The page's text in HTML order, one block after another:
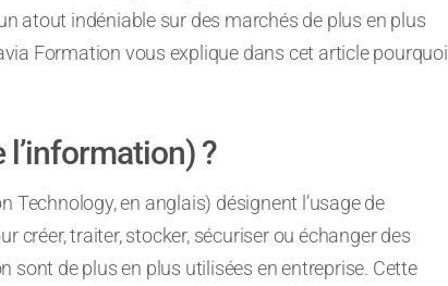
atout indéniable sur des marchés de plus en plus
Formation vous explique dans cet article pourquoi
l’information) ?
en anglais) désignent l’usage de
créer, traiter, stocker, sécuriser ou échanger des
sont de plus en plus utilisées en entreprise. Cette